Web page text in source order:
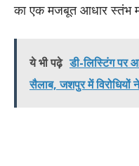
का एक मजबूत आधार स्तंभ
ये भी पढ़े डी-लिस्टिंग पर
सैलाब, जशपुर में विरोधियों